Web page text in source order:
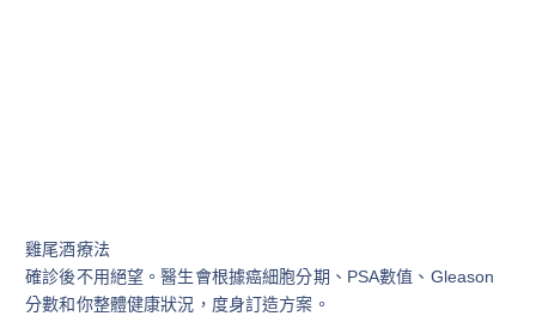
雞尾酒療法
確診後不用絕望。醫生會根據癌細胞分期、PSA數值、Gleason
分數和你整體健康狀況，度身訂造方案。